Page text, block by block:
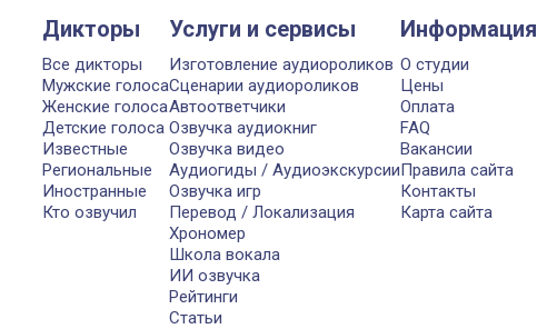
Дикторы
Все дикторы
Мужские голоса
Женские голоса
Детские голоса
Известные
Региональные
Иностранные
Кто озвучил
Услуги и сервисы
Изготовление аудиороликов
Сценарии аудиороликов
Автоответчики
Озвучка аудиокниг
Озвучка видео
Аудиогиды / Аудиоэкскурсии
Озвучка игр
Перевод / Локализация
Хрономер
Школа вокала
ИИ озвучка
Рейтинги
Статьи
Информация
О студии
Цены
Оплата
FAQ
Вакансии
Правила сайта
Контакты
Карта сайта